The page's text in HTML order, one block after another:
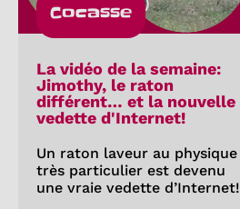
Cocasse
La vidéo de la semaine:
Jimothy, le raton
différent… et la nouvelle
vedette d'Internet!
Un raton laveur au physique
très particulier est devenu
une vraie vedette d’Internet!